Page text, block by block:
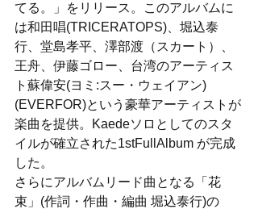
てる。」をリリース。このアルバムに
は和田唱(TRICERATOPS)、堀込泰
行、堂島孝平、澤部渡（スカート）、
王舟、伊藤ゴロー、台湾のアーティス
ト蘇偉安(ヨミ:スー・ウェイアン)
(EVERFOR)という豪華アーティストが
楽曲を提供。Kaedeソロとしてのスタ
イルが確立された1stFullAlbum が完成
した。
さらにアルバムリード曲となる「花
束」(作詞・作曲・編曲 堀込泰行)の